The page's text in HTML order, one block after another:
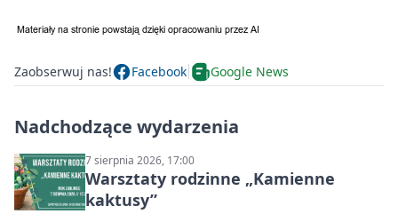
Zaobserwuj nas! Facebook Google News
Nadchodzące wydarzenia
7 sierpnia 2026, 17:00
Warsztaty rodzinne „Kamienne
kaktusy”